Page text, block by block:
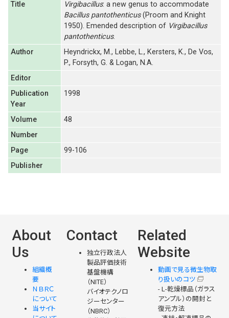
Title
Virgibacillus: a new genus to accommodate
Bacillus pantothenticus(Proom and Knight
1950). Emended description of Virgibacillus
pantothenticus.
Author
Heyndrickx, M., Lebbe, L., Kersters, K., De Vos,
P., Forsyth, G. & Logan, N.A.
Editor
Publication
Year
1998
Volume
48
Number
Page
99-106
Publisher
About
Us
組織概
要
ＮＢＲＣ
について
当サイト
Contact
独立行政法人
製品評価技術
基盤機構
（NITE）
バイオテクノロ
ジーセンター
（NBRC）
Related
Website
動画で見る微生物取
り扱いのコツ
- L-乾燥標品（ガラス
アンプル）の開封と
復元方法